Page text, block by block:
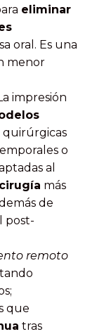
eliminar
oral. Es una
menor
impresión
quirúrgicas
o
al
cirugía más
de
post-
remoto
que
tras